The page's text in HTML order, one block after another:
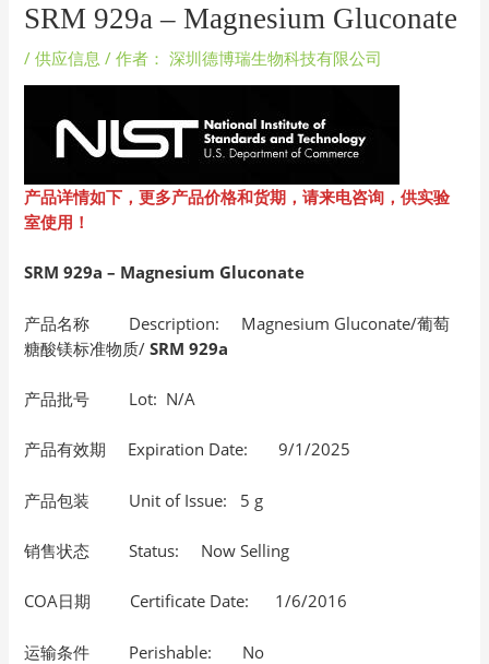
SRM 929a – Magnesium Gluconate
/供应信息 / 作者： 深圳德博瑞生物科技有限公司
产品详情如下，更多产品价格和货期，请来电咨询，供实验
室使用！
SRM 929a – Magnesium Gluconate
产品名称 Description: Magnesium Gluconate/葡萄
糖酸镁标准物质/SRM 929a
产品批号 Lot: N/A
产品有效期 Expiration Date: 9/1/2025
产品包装 Unit of Issue: 5 g
销售状态 Status: Now Selling
COA日期 Certificate Date: 1/6/2016
运输条件 Perishable: No